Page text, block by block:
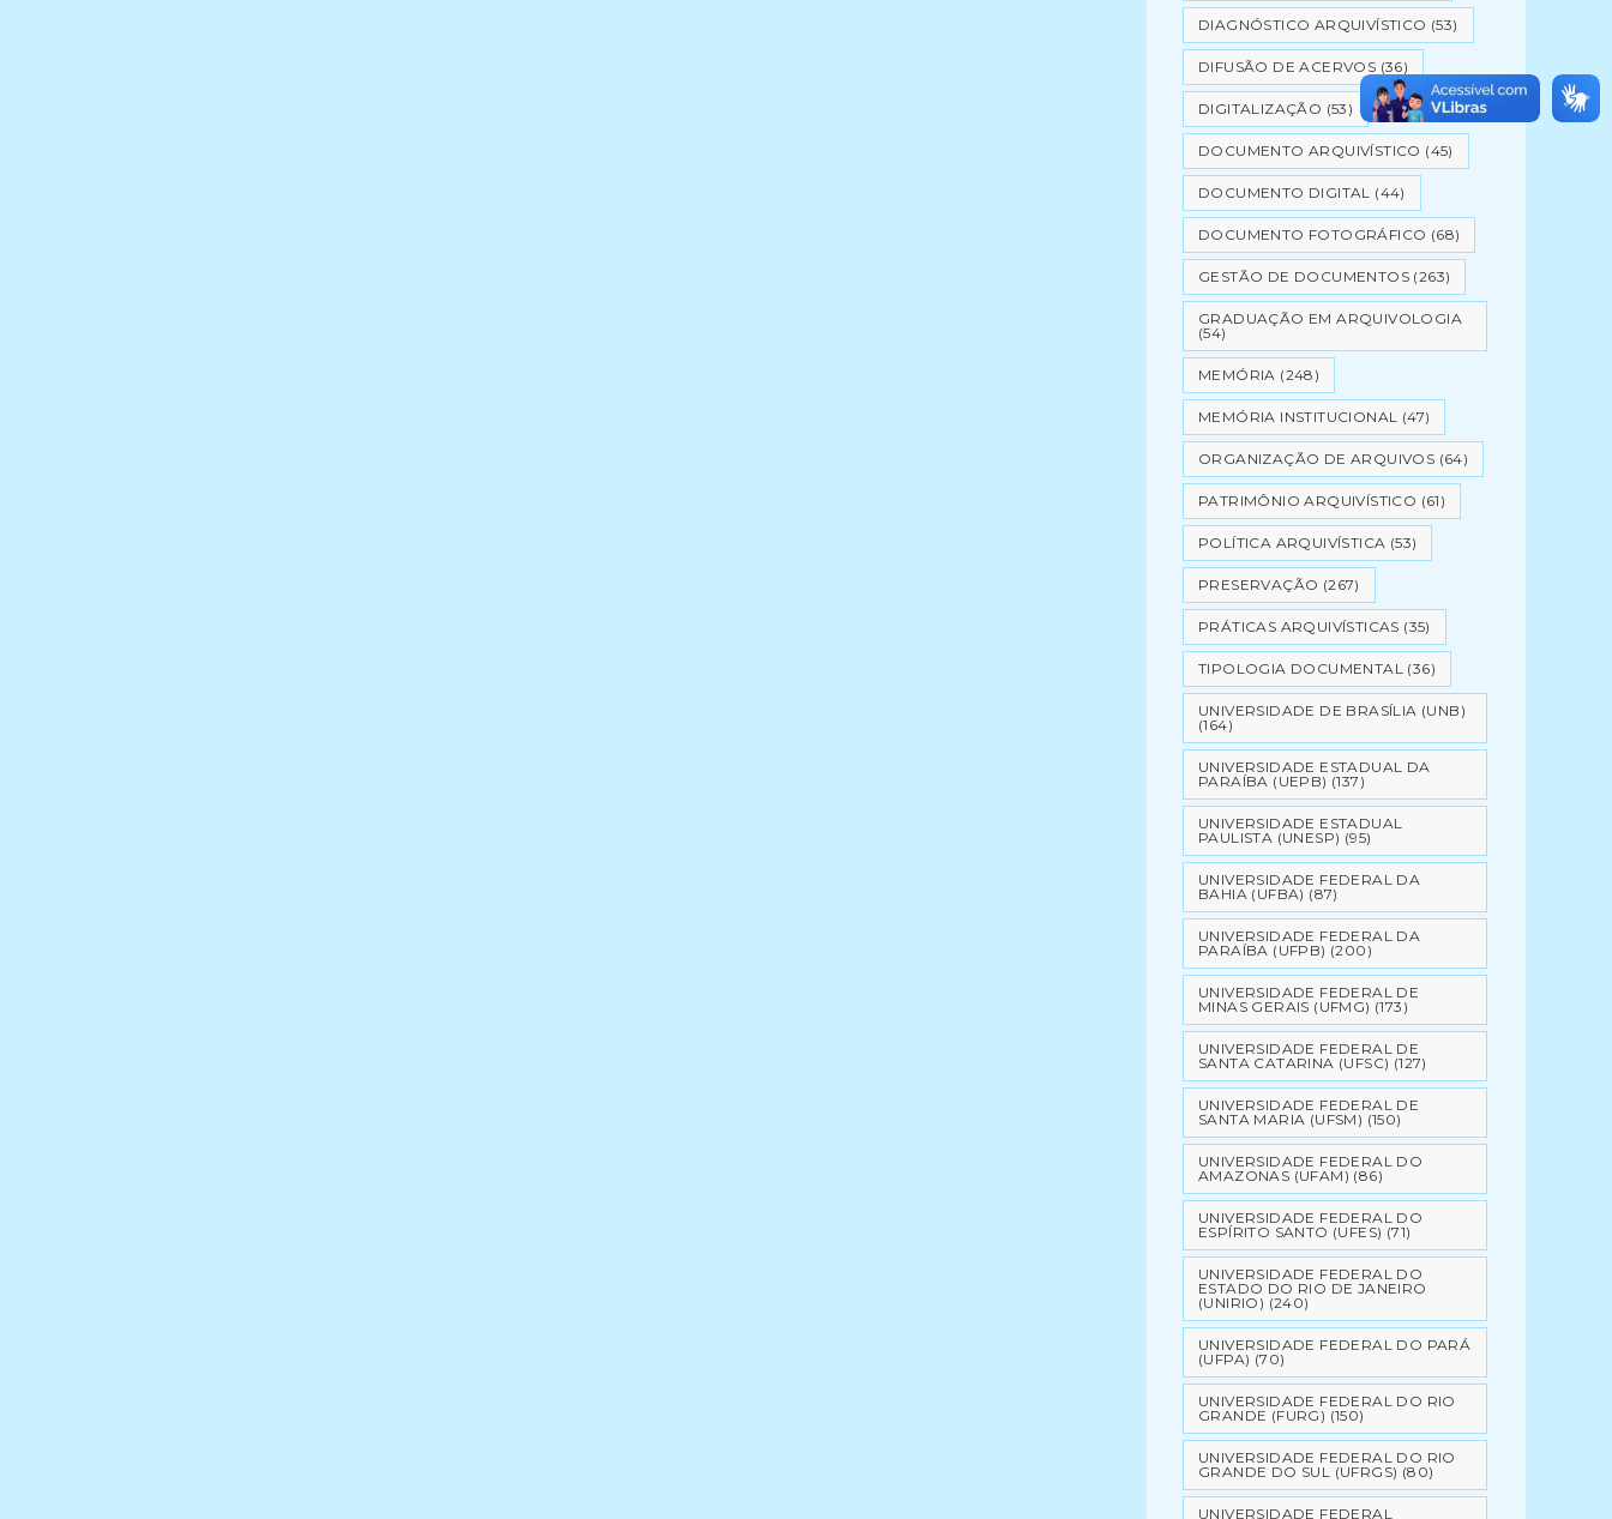
DIAGNÓSTICO ARQUIVÍSTICO (53)
DIFUSÃO DE ACERVOS (36)
DIGITALIZAÇÃO (53)
DOCUMENTO ARQUIVÍSTICO (45)
DOCUMENTO DIGITAL (44)
DOCUMENTO FOTOGRÁFICO (68)
GESTÃO DE DOCUMENTOS (263)
GRADUAÇÃO EM ARQUIVOLOGIA
(54)
MEMÓRIA (248)
MEMÓRIA INSTITUCIONAL (47)
ORGANIZAÇÃO DE ARQUIVOS (64)
PATRIMÔNIO ARQUIVÍSTICO (61)
POLÍTICA ARQUIVÍSTICA (53)
PRESERVAÇÃO (267)
PRÁTICAS ARQUIVÍSTICAS (35)
TIPOLOGIA DOCUMENTAL (36)
UNIVERSIDADE DE BRASÍLIA (UNB)
(164)
UNIVERSIDADE ESTADUAL DA
PARAÍBA (UEPB) (137)
UNIVERSIDADE ESTADUAL
PAULISTA (UNESP) (95)
UNIVERSIDADE FEDERAL DA
BAHIA (UFBA) (87)
UNIVERSIDADE FEDERAL DA
PARAÍBA (UFPB) (200)
UNIVERSIDADE FEDERAL DE
MINAS GERAIS (UFMG) (173)
UNIVERSIDADE FEDERAL DE
SANTA CATARINA (UFSC) (127)
UNIVERSIDADE FEDERAL DE
SANTA MARIA (UFSM) (150)
UNIVERSIDADE FEDERAL DO
AMAZONAS (UFAM) (86)
UNIVERSIDADE FEDERAL DO
ESPÍRITO SANTO (UFES) (71)
UNIVERSIDADE FEDERAL DO
ESTADO DO RIO DE JANEIRO
(UNIRIO) (240)
UNIVERSIDADE FEDERAL DO PARÁ
(UFPA) (70)
UNIVERSIDADE FEDERAL DO RIO
GRANDE (FURG) (150)
UNIVERSIDADE FEDERAL DO RIO
GRANDE DO SUL (UFRGS) (80)
UNIVERSIDADE FEDERAL